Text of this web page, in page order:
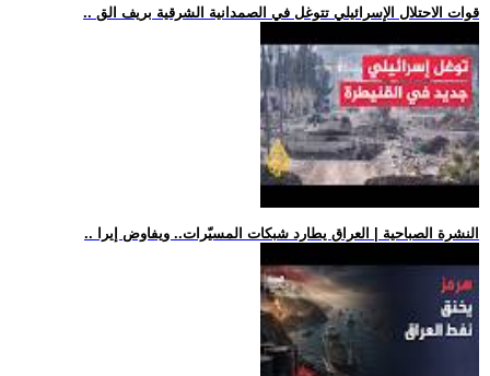
.. قوات الاحتلال الإسرائيلي تتوغل في الصمدانية الشرقية بريف الق
.. النشرة الصباحية | العراق يطارد شبكات المسيّرات.. ويفاوض إيرا